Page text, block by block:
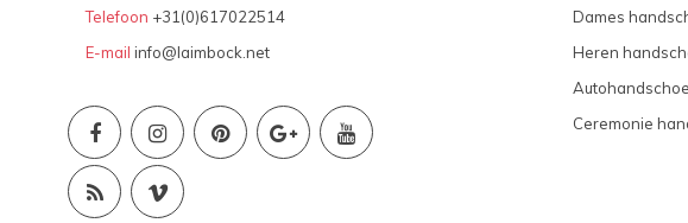
Telefoon +31(0)617022514
E-mail info@laimbock.net
Dames
Heren
Ceremonie